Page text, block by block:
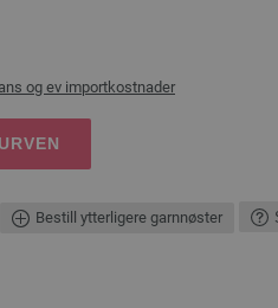
og ev importkostnader
Bestill ytterligere garnnøster